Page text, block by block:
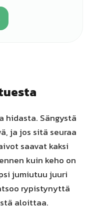
hidasta. Sängystä
ja jos sitä seuraa
saavat kaksi
kuin keho on
jumiutuu juuri
rypistynyttä
aloittaa.